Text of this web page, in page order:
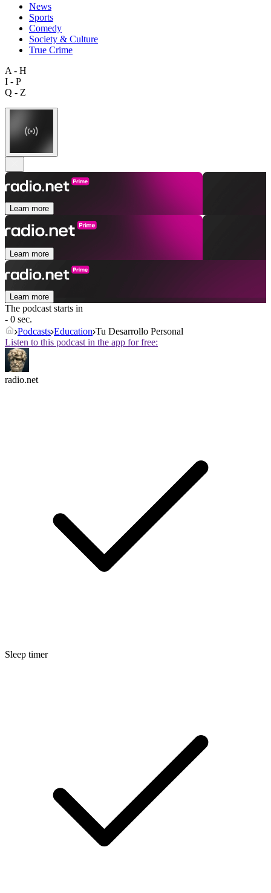
News
Sports
Comedy
Society & Culture
True Crime
A - H
I - P
Q - Z
Learn more
Learn more
Learn more
The podcast starts in
- 0 sec.
Podcasts Education Tu Desarrollo Personal
Listen to this podcast in the app for free:
radio.net
Sleep timer